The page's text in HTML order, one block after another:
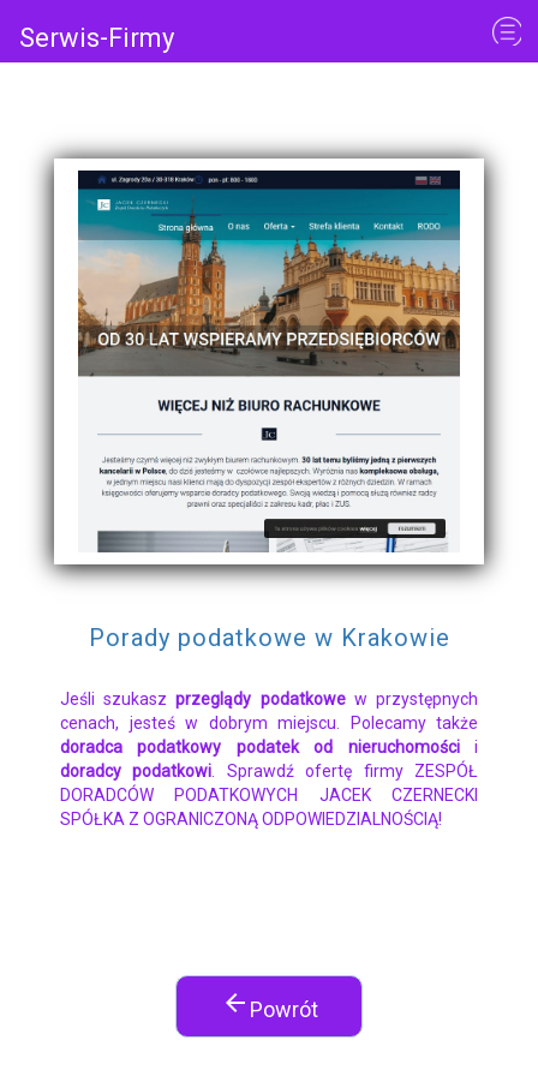
Serwis-Firmy
Porady podatkowe w Krakowie
Jeśli szukaszprzeglądy podatkowew przystępnych
cenach, jesteś w dobrym miejscu. Polecamy także
doradca podatkowy podatek od nieruchomościi
doradcy podatkowi . Sprawdź ofertę firmy ZESPÓŁ
DORADCÓW PODATKOWYCH JACEK CZERNECKI
SPÓŁKA Z OGRANICZONĄ ODPOWIEDZIALNOŚCIĄ!
arrow_back Powrót